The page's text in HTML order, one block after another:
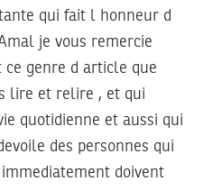
qui fait l honneur d
je vous remercie
ce genre d article que
lire et relire , et qui
quotidienne et aussi qui
des personnes qui
doivent